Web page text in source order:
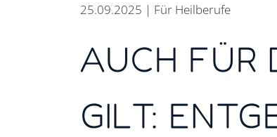
25.09.2025 | Für Heilberufe
AUCH FÜR
GILT: